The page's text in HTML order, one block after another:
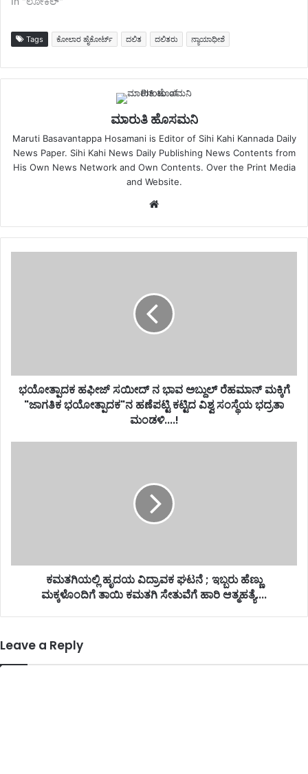
Tags ಕೋಲಾರ ಹೈಕೋರ್ಟ್ ದಲಿತ ದಲಿತರು ನ್ಯಾಯಾಧೀಶೆ
ಮಾರುತಿ ಹೊಸಮನಿ
Maruti Basavantappa Hosamani is Editor of Sihi Kahi Kannada Daily
News Paper. Sihi Kahi News Daily Publishing News Contents from
His Own News Network and Own Contents. Over the Print Media
and Website.
Website
ಭಯೋತ್ಪಾದಕ ಹಫೀಜ್ ಸಯೀದ್ ನ ಭಾವ ಅಬ್ದುಲ್ ರೆಹಮಾನ್ ಮಕ್ಕಿಗೆ
"ಜಾಗತಿಕ ಭಯೋತ್ಪಾದಕ"ನ ಹಣೆಪಟ್ಟಿ ಕಟ್ಟಿದ ವಿಶ್ವ ಸಂಸ್ಥೆಯ ಭದ್ರತಾ
ಮಂಡಳಿ....!
ಕಮತಗಿಯಲ್ಲಿ ಹೃದಯ ವಿದ್ರಾವಕ ಘಟನೆ ; ಇಬ್ಬರು ಹೆಣ್ಣು
ಮಕ್ಕಳೊಂದಿಗೆ ತಾಯಿ ಕಮತಗಿ ಸೇತುವೆಗೆ ಹಾರಿ ಆತ್ಮಹತ್ಯೆ....
Leave a Reply